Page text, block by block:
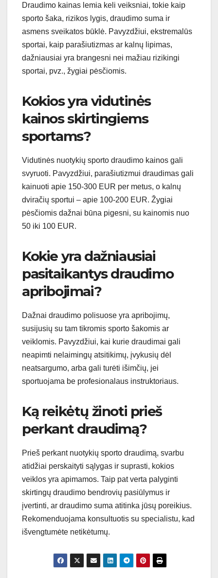
Draudimo kainas lemia keli veiksniai, tokie kaip
sporto šaka, rizikos lygis, draudimo suma ir
asmens sveikatos būklė. Pavyzdžiui, ekstremalūs
sportai, kaip parašiutizmas ar kalnų lipimas,
dažniausiai yra brangesni nei mažiau rizikingi
sportai, pvz., žygiai pėsčiomis.
Kokios yra vidutinės
kainos skirtingiems
sportams?
Vidutinės nuotykių sporto draudimo kainos gali
svyruoti. Pavyzdžiui, parašiutizmui draudimas gali
kainuoti apie 150-300 EUR per metus, o kalnų
dviračių sportui – apie 100-200 EUR. Žygiai
pėsčiomis dažnai būna pigesni, su kainomis nuo
50 iki 100 EUR.
Kokie yra dažniausiai
pasitaikantys draudimo
apribojimai?
Dažnai draudimo polisuose yra apribojimų,
susijusių su tam tikromis sporto šakomis ar
veiklomis. Pavyzdžiui, kai kurie draudimai gali
neapimti nelaimingų atsitikimų, įvykusių dėl
neatsargumo, arba gali turėti išimčių, jei
sportuojama be profesionalaus instruktoriaus.
Ką reikėtų žinoti prieš
perkant draudimą?
Prieš perkant nuotykių sporto draudimą, svarbu
atidžiai perskaityti sąlygas ir suprasti, kokios
veiklos yra apimamos. Taip pat verta palyginti
skirtingų draudimo bendrovių pasiūlymus ir
įvertinti, ar draudimo suma atitinka jūsų poreikius.
Rekomenduojama konsultuotis su specialistu, kad
išvengtumėte netikėtumų.